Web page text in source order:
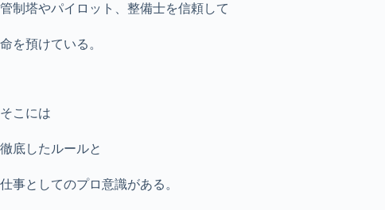
管制塔やパイロット、整備士を信頼して
命を預けている。
そこには
徹底したルールと
仕事としてのプロ意識がある。